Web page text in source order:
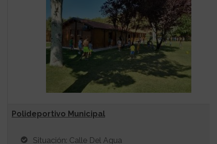
Polideportivo Municipal
Situación: Calle Del Agua